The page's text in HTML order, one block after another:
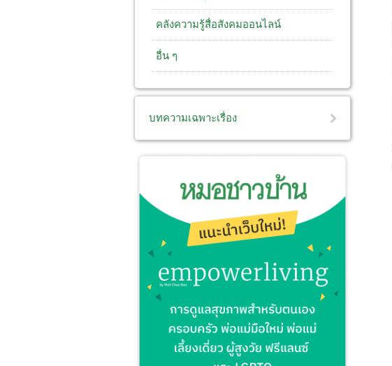
คลังความรู้สื่อสังคมออนไลน์
อื่น ๆ
บทความเฉพาะเรื่อง